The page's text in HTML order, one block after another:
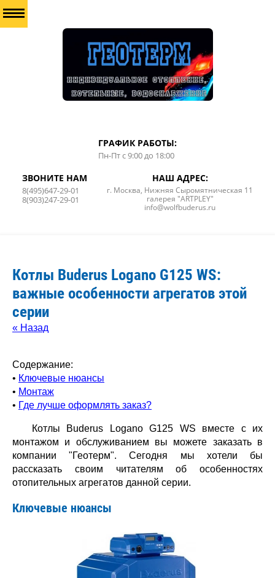
ГРАФИК РАБОТЫ:
Пн-Пт с 9:00 до 18:00
ЗВОНИТЕ НАМ
8(495)647-29-01
8(903)247-29-01
НАШ АДРЕС:
г. Москва, Нижняя Сыромятническая 11
галерея "ARTPLEY"
info@wolfbuderus.ru
Котлы Buderus Logano G125 WS:
важные особенности агрегатов этой
серии
« Назад
Содержание:
• Ключевые нюансы
• Монтаж
• Где лучше оформлять заказ?
Котлы Buderus Logano G125 WS вместе с их
монтажом и обслуживанием вы можете заказать в
компании "Геотерм". Сегодня мы хотели бы
рассказать своим читателям об особенностях
отопительных агрегатов данной серии.
Ключевые нюансы